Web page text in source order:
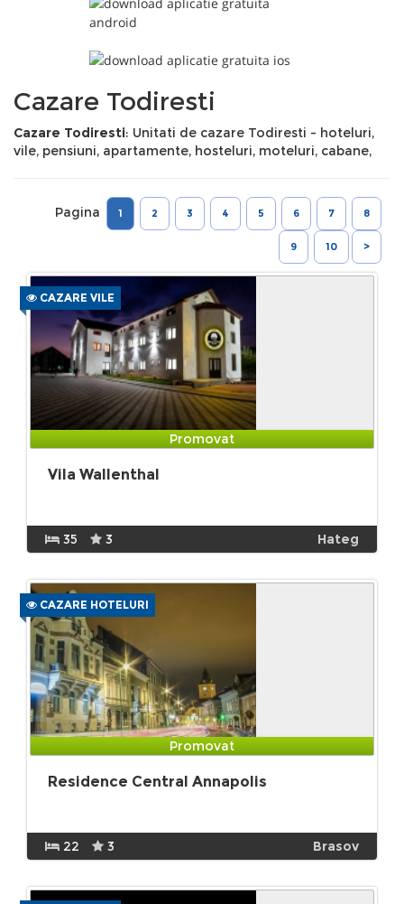
Cazare Todiresti
Cazare Todiresti: Unitati de cazare Todiresti - hoteluri,
vile, pensiuni, apartamente, hosteluri, moteluri, cabane,
Pagina 1 2 3 4 5 6 7 8
9 10 >
CAZARE VILE
Promovat
Vila Wallenthal
35 3 Hateg
CAZARE HOTELURI
Promovat
Residence Central Annapolis
22 3 Brasov